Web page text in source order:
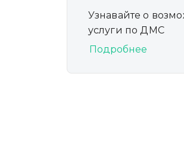
Узнавайте о
услуги по ДМС
Подробнее